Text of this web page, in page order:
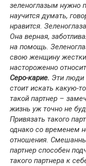
зеленоглазым нужно
научится думать,
нравится.
Она верная,
на помощь.
свою женщину
настороженно
Серо-карие. Эти люди
стоит искать какую-
такой партнер –
жизнь уж точно не
Привязать такого
однако со временем
отношения.
партнер способен
такого партнера к